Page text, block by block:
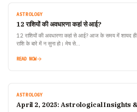
ASTROLOGY
12 राशियों की अवधारणा कहां से आई?
12 राशियों की अवधारणा कहां से आई? आज के समय में शायद ही
राशि के बारे में न सुना हो। मेष से…
READ NOW
ASTROLOGY
April 2, 2025: Astrological Insights